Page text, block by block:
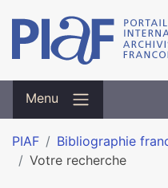
Menu
PIAF
Bibliographie
Votre recherche